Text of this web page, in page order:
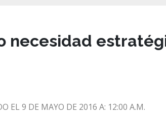
necesidad
EL 9 DE MAYO DE 2016 A: 12:00 A.M.